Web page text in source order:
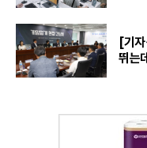
[기
뛰는